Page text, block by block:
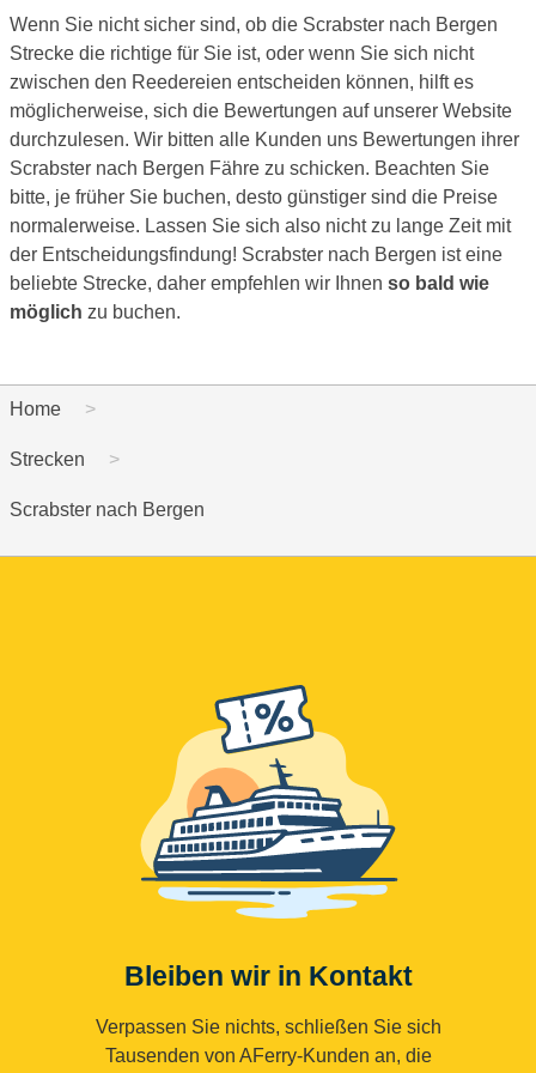
Wenn Sie nicht sicher sind, ob die Scrabster nach Bergen
Strecke die richtige für Sie ist, oder wenn Sie sich nicht
zwischen den Reedereien entscheiden können, hilft es
möglicherweise, sich die Bewertungen auf unserer Website
durchzulesen. Wir bitten alle Kunden uns Bewertungen ihrer
Scrabster nach Bergen Fähre zu schicken. Beachten Sie
bitte, je früher Sie buchen, desto günstiger sind die Preise
normalerweise. Lassen Sie sich also nicht zu lange Zeit mit
der Entscheidungsfindung! Scrabster nach Bergen ist eine
beliebte Strecke, daher empfehlen wir Ihnen so bald wie
möglich zu buchen.
Home
Strecken
Scrabster nach Bergen
Bleiben wir in Kontakt
Verpassen Sie nichts, schließen Sie sich
Tausenden von AFerry-Kunden an, die